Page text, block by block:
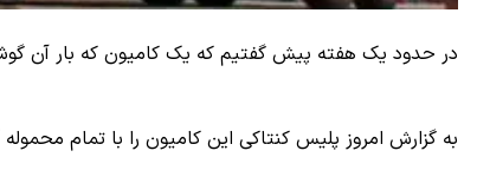
در حدود یک هفته پیش گفتیم که یک کامیون که بار آن
به گزارش امروز پلیس کنتاکی این کامیون را با تمام